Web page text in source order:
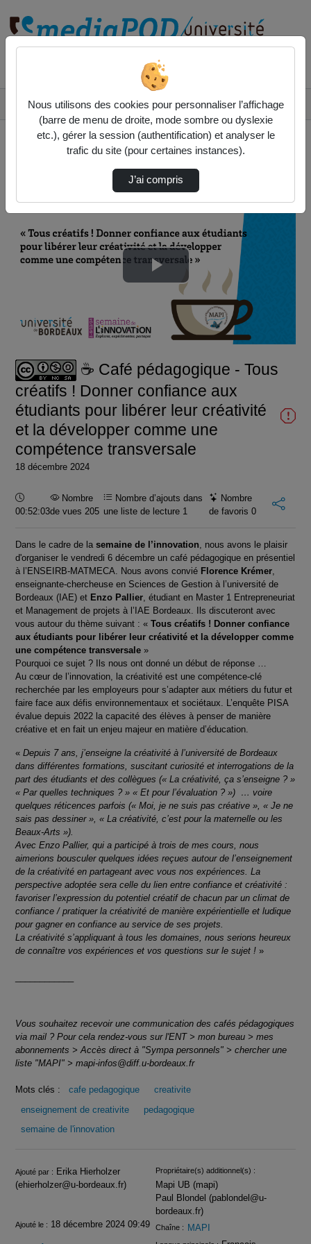
☕ Café pédagogique - Tous créatifs ! Donner …
Lire
la
☕ Café pédagogique - Tous
créatifs ! Donner confiance aux
étudiants pour libérer leur créativité
et la développer comme une
compétence transversale
18 décembre 2024
Durée :
00:52:03
Nombre
de vues 205
Nombre d’ajouts dans
une liste de lecture 1
Nombre
de favoris 0
Dans le cadre de la semaine de l’innovation, nous avons le plaisir
d'organiser le vendredi 6 décembre un café pédagogique en présentiel
à l’ENSEIRB-MATMECA. Nous avons convié Florence Krémer,
enseignante-chercheuse en Sciences de Gestion à l’université de
Bordeaux (IAE) et Enzo Pallier, étudiant en Master 1 Entrepreneuriat
et Management de projets à l’IAE Bordeaux. Ils discuteront avec
vous autour du thème suivant : « Tous créatifs ! Donner confiance
aux étudiants pour libérer leur créativité et la développer comme
une compétence transversale »
Pourquoi ce sujet ? Ils nous ont donné un début de réponse …
Au cœur de l’innovation, la créativité est une compétence-clé
recherchée par les employeurs pour s’adapter aux métiers du futur et
faire face aux défis environnementaux et sociétaux. L’enquête PISA
évalue depuis 2022 la capacité des élèves à penser de manière
créative et en fait un enjeu majeur en matière d’éducation.
« Depuis 7 ans, j’enseigne la créativité à l’université de Bordeaux
dans différentes formations, suscitant curiosité et interrogations de la
part des étudiants et des collègues (« La créativité, ça s’enseigne ? »
« Par quelles techniques ? » « Et pour l’évaluation ? ») … voire
quelques réticences parfois (« Moi, je ne suis pas créative », « Je ne
sais pas dessiner », « La créativité, c’est pour la maternelle ou les
Beaux-Arts »).
Avec Enzo Pallier, qui a participé à trois de mes cours, nous
aimerions bousculer quelques idées reçues autour de l’enseignement
de la créativité en partageant avec vous nos expériences. La
perspective adoptée sera celle du lien entre confiance et créativité :
favoriser l’expression du potentiel créatif de chacun par un climat de
confiance / pratiquer la créativité de manière expérientielle et ludique
pour gagner en confiance au service de ses projets.
La créativité s’appliquant à tous les domaines, nous serions heureux
de connaître vos expériences et vos questions sur le sujet ! »
Vous souhaitez recevoir une communication des cafés pédagogiques
via mail ? Pour cela rendez-vous sur l'ENT > mon bureau > mes
abonnements > Accès direct à "Sympa personnels" > chercher une
liste "MAPI" > mapi-infos@diff.u-bordeaux.fr
Mots clés : cafe pedagogique
creativite
enseignement de creativite
pedagogique
semaine de l'innovation
Infos
Ajouté par : Erika Hierholzer
(ehierholzer@u-bordeaux.fr)
Propriétaire(s) additionnel(s) :
Mapi UB (mapi)
Paul Blondel (pablondel@u-
bordeaux.fr)
Ajouté le : 18 décembre 2024 09:49 Chaîne : MAPI
Nous utilisons des cookies pour personnaliser l’affichage
(barre de menu de droite, mode sombre ou dyslexie
etc.), gérer la session (authentification) et analyser le
trafic du site (pour certaines instances).
J’ai compris